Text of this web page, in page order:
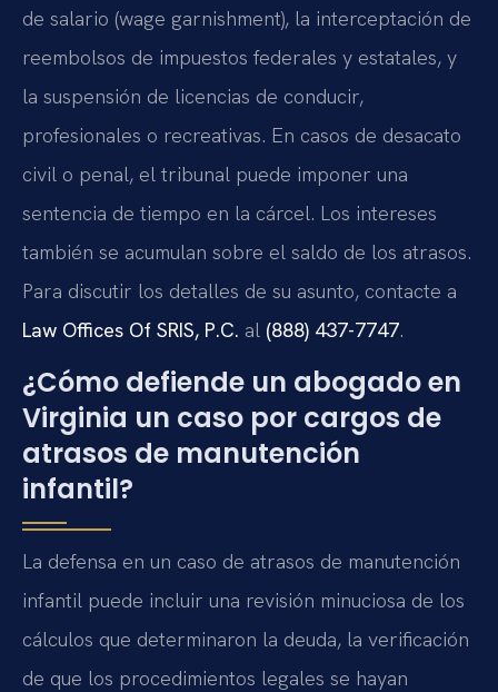
de salario (wage garnishment), la interceptación de
reembolsos de impuestos federales y estatales, y
la suspensión de licencias de conducir,
profesionales o recreativas. En casos de desacato
civil o penal, el tribunal puede imponer una
sentencia de tiempo en la cárcel. Los intereses
también se acumulan sobre el saldo de los atrasos.
Para discutir los detalles de su asunto, contacte a
Law Offices Of SRIS, P.C. al (888) 437-7747.
¿Cómo defiende un abogado en
Virginia un caso por cargos de
atrasos de manutención
infantil?
La defensa en un caso de atrasos de manutención
infantil puede incluir una revisión minuciosa de los
cálculos que determinaron la deuda, la verificación
de que los procedimientos legales se hayan